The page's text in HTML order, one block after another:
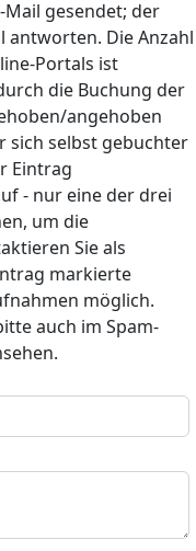
gesendet; der
antworten. Die Anzahl
Portals ist
die Buchung der
angehoben
sich selbst gebuchter
Eintrag
- nur eine der drei
um die
Sie als
markierte
möglich.
auch im Spam-